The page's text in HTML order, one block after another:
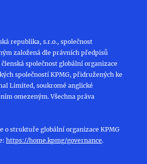
republika, s.r.o., společnost
založená dle právních předpisů
společnost globální organizace
společností KPMG, přidružených ke
Limited, soukromé anglické
omezeným. Všechna práva
o struktuře globální organizace KPMG
https://home.kpmg/governance.